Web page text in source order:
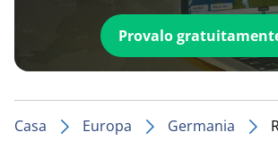
Provalo
Casa Europa Germania